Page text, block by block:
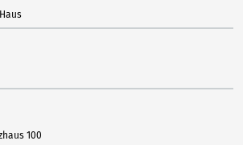
100